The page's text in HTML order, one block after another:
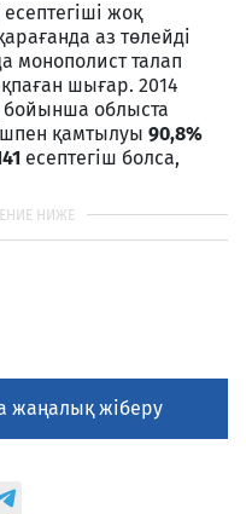
жоқ
аз төлейді
монополист талап
шығар. 2014
бойынша облыста
қамтылуы 90,8%
есептегіш болса,
жаңалық жіберу